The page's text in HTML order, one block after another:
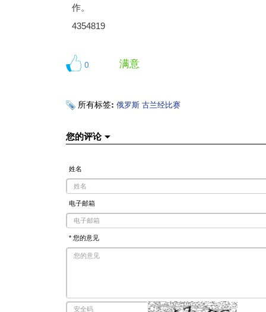
作。
4354819
0 满意
所有标签: 俄罗斯 古兰经比赛
您的评论
姓名
电子邮箱
* 您的意见